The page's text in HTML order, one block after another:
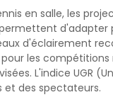
en salle, les
d'adapter
d'éclairement
les compétitions
L'indice UGR
et des spectateurs.